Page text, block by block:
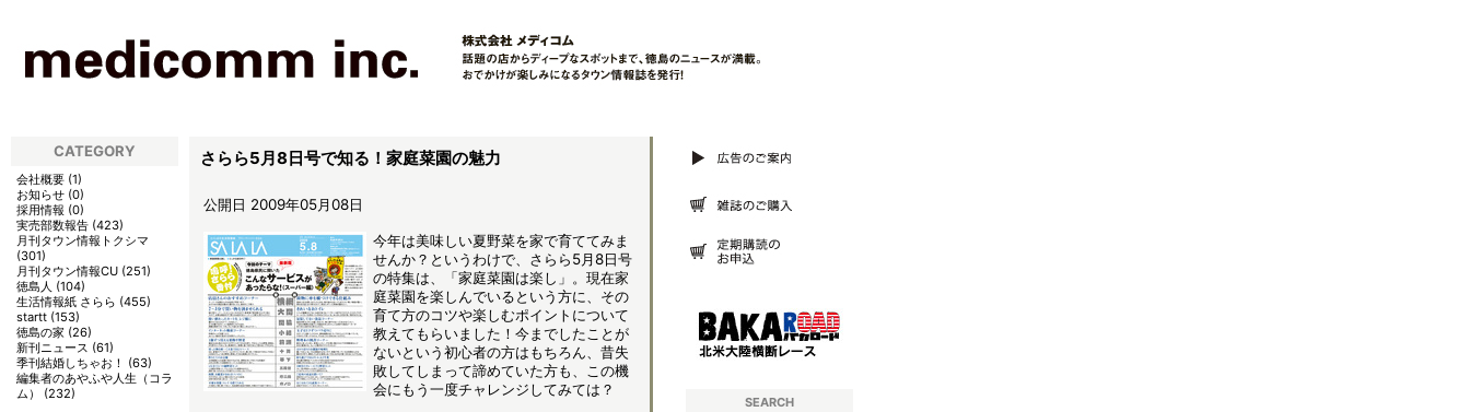
さらら5月8日号で知る！家庭菜園の魅力
公開日 2009年05月08日
今年は美味しい夏野菜を家で育ててみま
せんか？というわけで、さらら5月8日号
の特集は、「家庭菜園は楽し」。現在家
庭菜園を楽しんでいるという方に、その
育て方のコツや楽しむポイントについて
教えてもらいました！今までしたことが
ないという初心者の方はもちろん、昔失
敗してしまって諦めていた方も、この機
会にもう一度チャレンジしてみては？
CATEGORY
会社概要 (1)
お知らせ (0)
採用情報 (0)
実売部数報告 (423)
月刊タウン情報トクシマ
(301)
月刊タウン情報CU (251)
徳島人 (104)
生活情報紙 さらら (455)
startt (153)
徳島の家 (26)
新刊ニュース (61)
季刊結婚しちゃお！
(63)
編集者のあやふや人生（コラ
ム）
(232)
SEARCH